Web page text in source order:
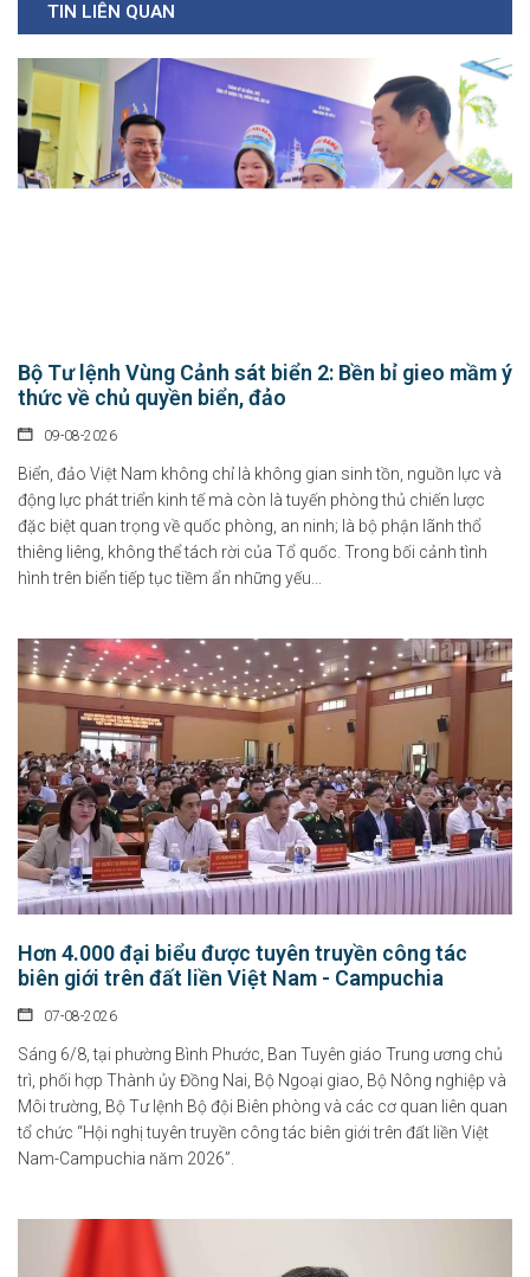
TIN LIÊN QUAN
Bộ Tư lệnh Vùng Cảnh sát biển 2: Bền bỉ gieo mầm ý
thức về chủ quyền biển, đảo
09-08-2026
Biển, đảo Việt Nam không chỉ là không gian sinh tồn, nguồn lực và
động lực phát triển kinh tế mà còn là tuyến phòng thủ chiến lược
đặc biệt quan trọng về quốc phòng, an ninh; là bộ phận lãnh thổ
thiêng liêng, không thể tách rời của Tổ quốc. Trong bối cảnh tình
hình trên biển tiếp tục tiềm ẩn những yếu...
Hơn 4.000 đại biểu được tuyên truyền công tác
biên giới trên đất liền Việt Nam - Campuchia
07-08-2026
Sáng 6/8, tại phường Bình Phước, Ban Tuyên giáo Trung ương chủ
trì, phối hợp Thành ủy Đồng Nai, Bộ Ngoại giao, Bộ Nông nghiệp và
Môi trường, Bộ Tư lệnh Bộ đội Biên phòng và các cơ quan liên quan
tổ chức “Hội nghị tuyên truyền công tác biên giới trên đất liền Việt
Nam-Campuchia năm 2026”.